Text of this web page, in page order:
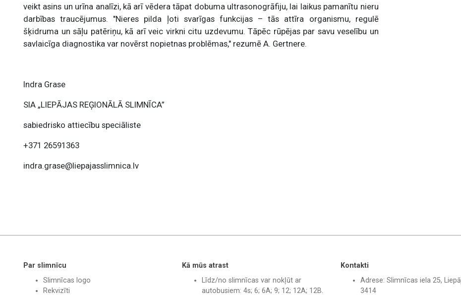
veikt asins un urīna analīzi, kā arī vēdera tāpat dobuma ultrasonogrāfiju, lai laikus pamanītu nieru
darbības traucējumus. "Nieres pilda ļoti svarīgas funkcijas – tās attīra organismu, regulē
šķidruma un sāļu patēriņu, kā arī veic virkni citu uzdevumu. Tāpēc rūpējas par savu veselību un
savlaicīga diagnostika var novērst nopietnas problēmas," rezumē A. Gertnere.
Indra Grase
SIA „LIEPĀJAS REĢIONĀLĀ SLIMNĪCA”
sabiedrisko attiecību speciāliste
+371 26591363
indra.grase@liepajasslimnica.lv
Par slimnīcu
Slimnīcas logo
Rekvizīti
Kā mūs atrast
Līdz/no slimnīcas var nokļūt ar
autobusiem: 4s; 6; 6A; 9; 12; 12A; 12B.
Kontakti
Adrese: Slimnīcas iela 25,
3414